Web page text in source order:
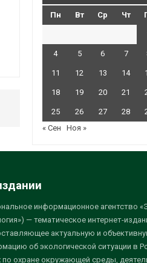
Пн Вт Ср Чт
4 5 6 7
11 12 13 14
18 19 20 21
25 26 27 28
« Сен
Ноя »
информационное агентство
— тематическое интернет-
актуальную и
об экологической ситуации в
по охране окружающей среды,